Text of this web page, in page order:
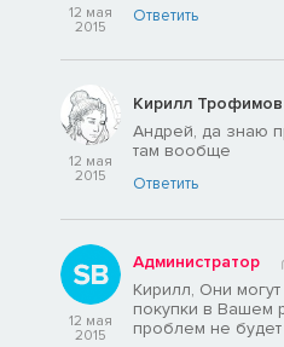
12 мая
2015
Ответить
12 мая
2015
Кирилл Трофимов
Андрей, да знаю
там вообще
Ответить
12 мая
2015
Администратор
Кирилл, Они
покупки в Вашем
проблем не будет